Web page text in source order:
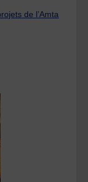
de l’Amta